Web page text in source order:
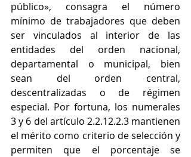
público», consagra el número
mínimo de trabajadores que deben
ser vinculados al interior de las
entidades del orden nacional,
departamental o municipal, bien
sean del orden central,
descentralizadas o de régimen
especial. Por fortuna, los numerales
3 y 6 del artículo 2.2.12.2.3 mantienen
el mérito como criterio de selección y
permiten que el porcentaje se